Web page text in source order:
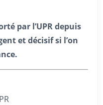
par l’UPR depuis
et décisif si l’on